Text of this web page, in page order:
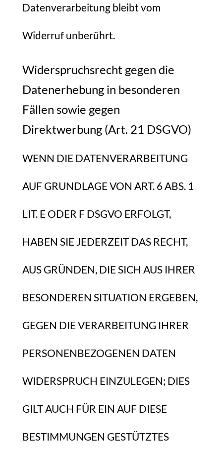
Datenverarbeitung bleibt vom
Widerruf unberührt.
Widerspruchsrecht gegen die
Datenerhebung in besonderen
Fällen sowie gegen
Direktwerbung (Art. 21 DSGVO)
WENN DIE DATENVERARBEITUNG
AUF GRUNDLAGE VON ART. 6 ABS. 1
LIT. E ODER F DSGVO ERFOLGT,
HABEN SIE JEDERZEIT DAS RECHT,
AUS GRÜNDEN, DIE SICH AUS IHRER
BESONDEREN SITUATION ERGEBEN,
GEGEN DIE VERARBEITUNG IHRER
PERSONENBEZOGENEN DATEN
WIDERSPRUCH EINZULEGEN; DIES
GILT AUCH FÜR EIN AUF DIESE
BESTIMMUNGEN GESTÜTZTES